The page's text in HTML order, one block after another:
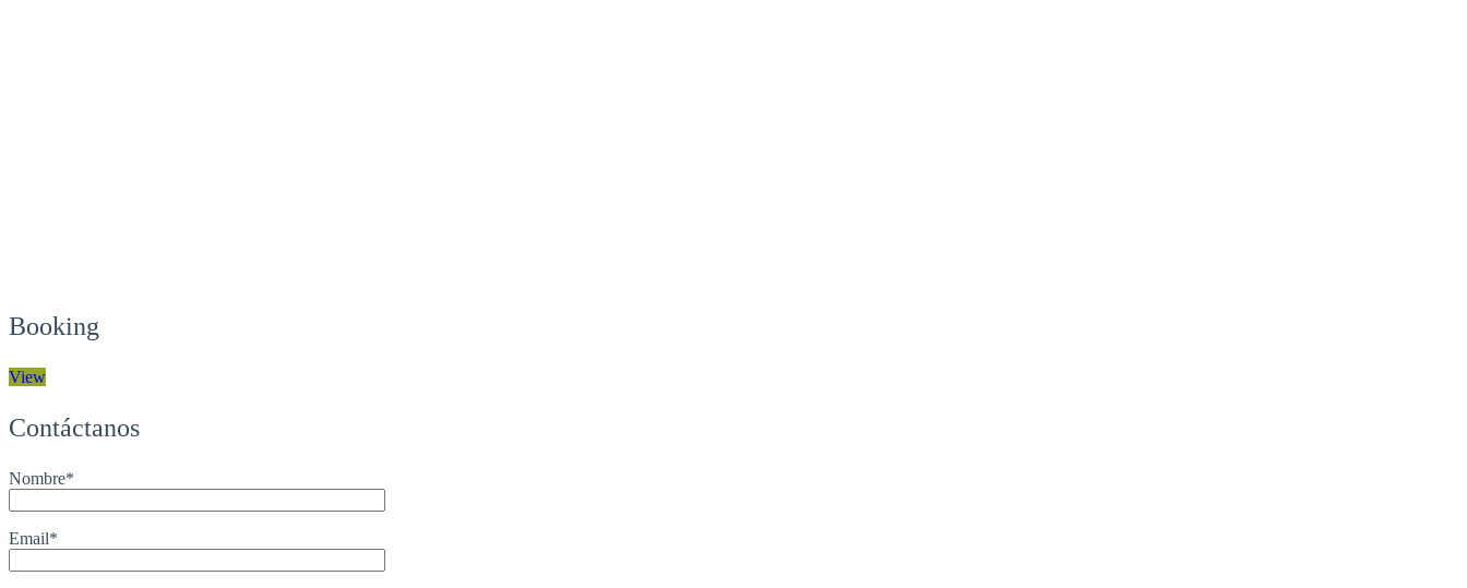
Booking
View
Contáctanos
Nombre*
Email*